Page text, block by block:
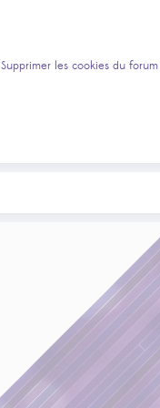
Supprimer les cookies du forum